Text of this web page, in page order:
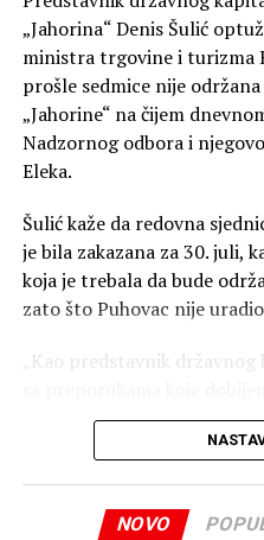
odbora pri korištenju
eventualnih problema i
službama tokom izbornog
Prema oglasu, 3. oktobar
pripremu biračkih mjesta,
ranih jutarnjih časova do
Prijave za obje pozicije
poslodavac navodi da će
„Jahorina“ Denis Šulić
ministra trgovine i turizma
prošle sedmice nije
„Jahorine“ na čijem
Nadzornog odbora i
Eleka.
Šulić kaže da redovna
je bila zakazana za 30. juli,
koja je trebala da bude
zato što Puhovac nije
„Kao predstavnik
resornog ministarstva. Ja
Skupštinu, ali pošto nisam
za CAPITAL.
NOVO